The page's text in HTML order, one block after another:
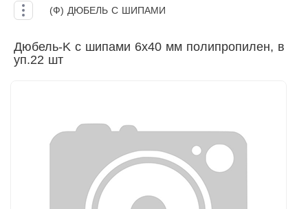
(Ф) ДЮБЕЛЬ С ШИПАМИ
Дюбель-K с шипами 6х40 мм полипропилен, в
уп.22 шт